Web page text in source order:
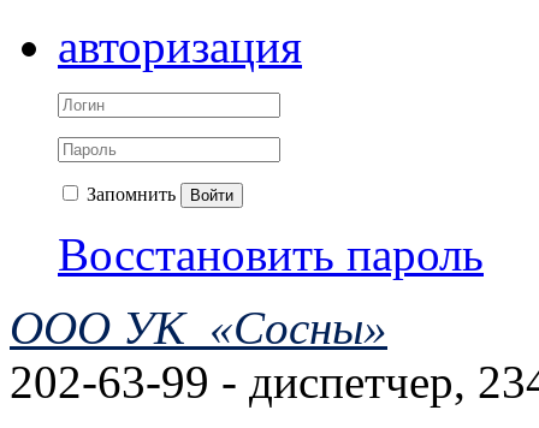
авторизация
Запомнить Войти
Восстановить пароль
ООО УК «Сосны»
202-63-99 - диспетчер,